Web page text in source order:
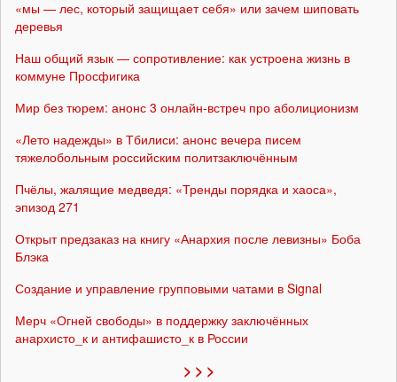
«мы — лес, который защищает себя» или зачем шиповать
деревья
Наш общий язык — сопротивление: как устроена жизнь в
коммуне Просфигика
Мир без тюрем: анонс 3 онлайн-встреч про аболиционизм
«Лето надежды» в Тбилиси: анонс вечера писем
тяжелобольным российским политзаключённым
Пчёлы, жалящие медведя: «Тренды порядка и хаоса»,
эпизод 271
Открыт предзаказ на книгу «Анархия после левизны» Боба
Блэка
Создание и управление групповыми чатами в Signal
Мерч «Огней свободы» в поддержку заключённых
анархисто_к и антифашисто_к в России
> > >